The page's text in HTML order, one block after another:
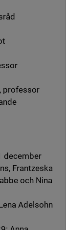
, professor
december
Frantzeska
och Nina
Adelsohn